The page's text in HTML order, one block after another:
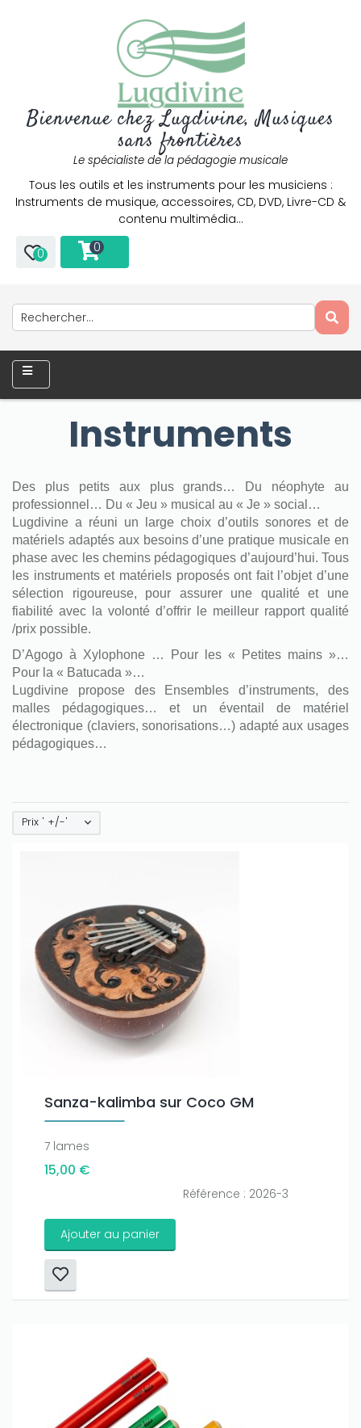
Bienvenue chez Lugdivine, Musiques
sans frontières
Le spécialiste de la pédagogie musicale
Tous les outils et les instruments pour les musiciens :
Instruments de musique, accessoires, CD, DVD, Livre-CD &
contenu multimédia…
0 0
Instruments
Des plus petits aux plus grands… Du néophyte au
professionnel… Du « Jeu » musical au « Je » social…
Lugdivine a réuni un large choix d’outils sonores et de
matériels adaptés aux besoins d’une pratique musicale en
phase avec les chemins pédagogiques d’aujourd’hui. Tous
les instruments et matériels proposés ont fait l’objet d’une
sélection rigoureuse, pour assurer une qualité et une
fiabilité avec la volonté d’offrir le meilleur rapport qualité
/prix possible.
D’Agogo à Xylophone … Pour les « Petites mains »…
Pour la « Batucada »…
Lugdivine propose des Ensembles d’instruments, des
malles pédagogiques… et un éventail de matériel
électronique (claviers, sonorisations…) adapté aux usages
pédagogiques…
Prix ' +/-'
Sanza-kalimba sur Coco GM
7 lames
15,00 €
Référence : 2026-3
Ajouter au panier